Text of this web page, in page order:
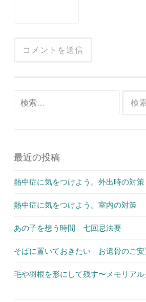
最近の投稿
熱中症に気をつけよう。外出時の対策
熱中症に気をつけよう。室内の対策
あの子を想う時間 七回忌法要
そばに置いておきたい お遺骨のご安
毛や羽根を形にして残す〜メモリア